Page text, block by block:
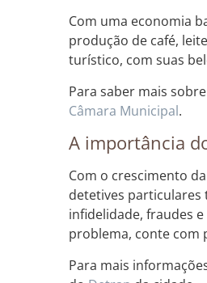
Com uma economia
produção de café,
turístico, com suas
Para saber mais
Câmara Municipal.
A importância
Com o crescimento
detetives particulares
infidelidade, fraudes
problema, conte com
Para mais